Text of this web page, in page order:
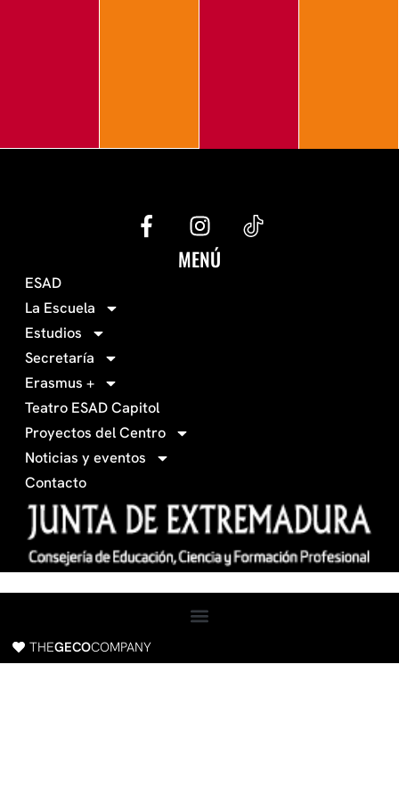
G
e
f
a
c
b
o
o
k
I
n
s
MENÚ
ESAD
La Escuela
Estudios
Secretaría
Erasmus +
Teatro ESAD Capitol
Proyectos del Centro
Noticias y eventos
Contacto
THEGECOCOMPANY